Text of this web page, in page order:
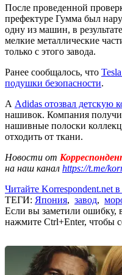
После проведенной
префектуре Гумма был
одну из машин, в
мелкие металлические
только с этого завода.
Ранее сообщалось, что
подушки безопасности.
А Adidas отозвал детскую
нашивок. Компания
нашивные полоски
отходить от ткани.
Новости от
на наш канал https://t.me/
Читайте Korrespondent.net
ТЕГИ: Япония, завод,
Если вы заметили ошибку,
нажмите Ctrl+Enter, чтобы